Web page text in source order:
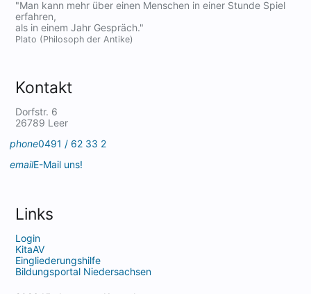
"Man kann mehr über einen Menschen in einer Stunde Spiel
erfahren,
als in einem Jahr Gespräch."
Plato (Philosoph der Antike)
Kontakt
Dorfstr. 6
26789 Leer
phone0491 / 62 33 2
emailE-Mail uns!
Links
Login
KitaAV
Eingliederungshilfe
Bildungsportal Niedersachsen